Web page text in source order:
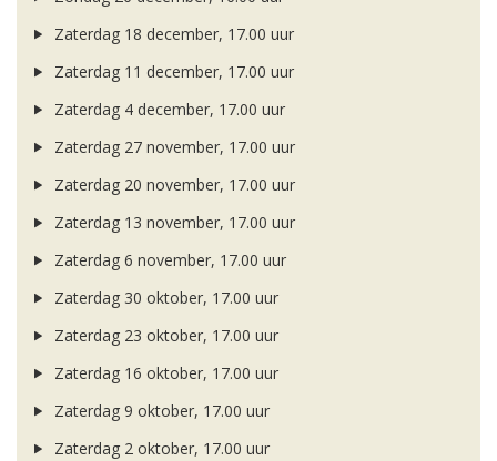
Zaterdag 18 december, 17.00 uur
Zaterdag 11 december, 17.00 uur
Zaterdag 4 december, 17.00 uur
Zaterdag 27 november, 17.00 uur
Zaterdag 20 november, 17.00 uur
Zaterdag 13 november, 17.00 uur
Zaterdag 6 november, 17.00 uur
Zaterdag 30 oktober, 17.00 uur
Zaterdag 23 oktober, 17.00 uur
Zaterdag 16 oktober, 17.00 uur
Zaterdag 9 oktober, 17.00 uur
Zaterdag 2 oktober, 17.00 uur